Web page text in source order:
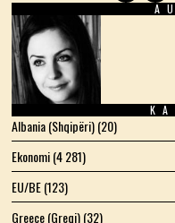
Albania (Shqipëri)(20)
Ekonomi(4 281)
EU/BE(123)
Greece (Greqi)(32)